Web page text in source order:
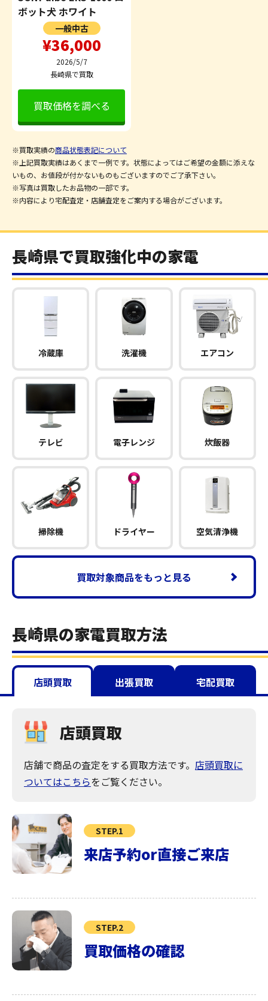
ボット犬 ホワイト
一般中古
¥36,000
2026/5/7
長崎県で買取
買取価格を調べる
※買取実績の商品状態表記について
※上記買取実績はあくまで一例です。状態によってはご希望の金額に添えな
いもの、お値段が付かないものもございますのでご了承下さい。
※写真は買取したお品物の一部です。
※内容により宅配査定・店舗査定をご案内する場合がございます。
長崎県で買取強化中の家電
冷蔵庫 洗濯機 エアコン
テレビ 電子レンジ 炊飯器
掃除機 ドライヤー 空気清浄機
買取対象商品をもっと見る
長崎県の家電買取方法
店頭買取 出張買取 宅配買取
店頭買取
店舗で商品の査定をする買取方法です。 店頭買取に
ついてはこちらをご覧ください。
STEP.1
来店予約or直接ご来店
STEP.2
買取価格の確認